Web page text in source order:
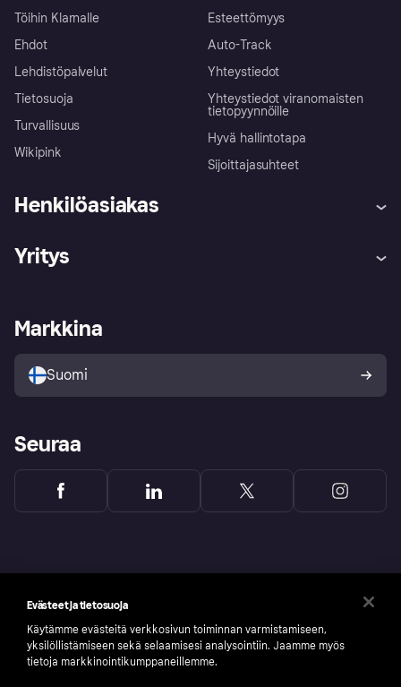
Töihin Klarnalle
Ehdot
Lehdistöpalvelut
Tietosuoja
Turvallisuus
Wikipink
Esteettömyys
Auto-Track
Yhteystiedot
Yhteystiedot viranomaisten
tietopyynnöille
Hyvä hallintotapa
Sijoittajasuhteet
Henkilöasiakas
Ohje
Kirjaudu sisään
Tutustu kauppoihin
Ostajan turva
Yritys
Kirjaudu sisään yrityksenä
Markkina
Suomi
Seuraa
Evästeet ja tietosuoja
Käytämme evästeitä verkkosivun toiminnan varmistamiseen,
yksilöllistämiseen sekä selaamisesi analysointiin. Jaamme myös
tietoja markkinointikumppaneillemme.